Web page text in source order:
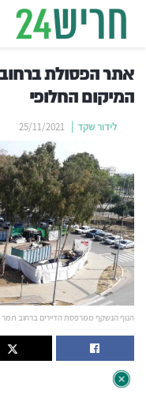
אתר הפסולת
המיקום החלופי
לידור שקד 25/11/2021
הנוף הנשקף ממרפסת הדיירים ברחוב תמר 26